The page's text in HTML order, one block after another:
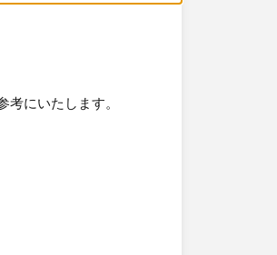
にいたします。